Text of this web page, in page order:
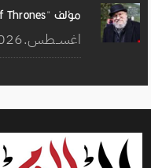
مؤلف "Game of Thrones" يكشف معاناته مع الاكتئاب
08 اغســطس.2026 - 19:48